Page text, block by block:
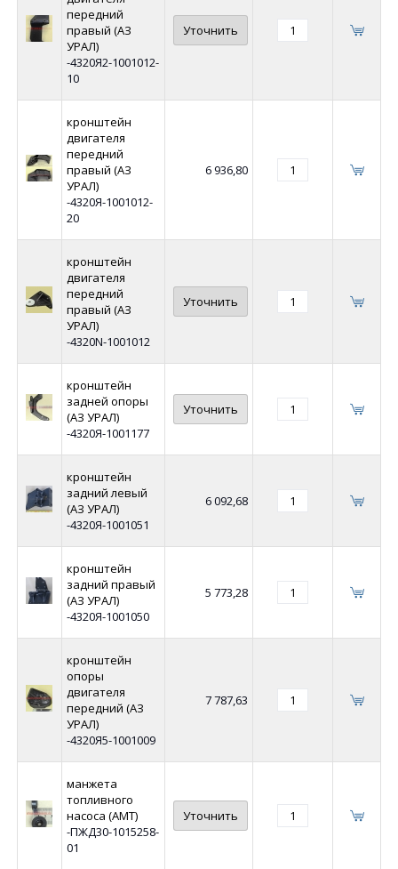
передний
правый (АЗ
УРАЛ)
-4320Я2-1001012-
10
Уточнить
кронштейн
двигателя
передний
правый (АЗ
УРАЛ)
-4320Я-1001012-
20
6 936,80
кронштейн
двигателя
передний
правый (АЗ
УРАЛ)
-4320N-1001012
Уточнить
кронштейн
задней опоры
(АЗ УРАЛ)
-4320Я-1001177
Уточнить
кронштейн
задний левый
(АЗ УРАЛ)
-4320Я-1001051
6 092,68
кронштейн
задний правый
(АЗ УРАЛ)
-4320Я-1001050
5 773,28
кронштейн
опоры
двигателя
передний (АЗ
УРАЛ)
-4320Я5-1001009
7 787,63
манжета
топливного
насоса (АМТ)
-ПЖД30-1015258-
01
Уточнить